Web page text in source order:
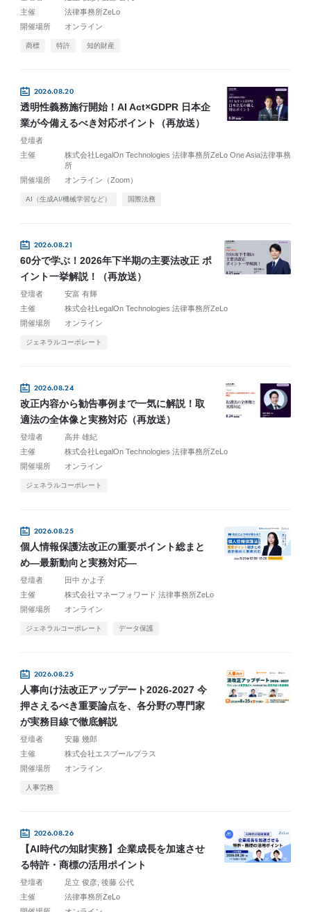
主催
法律事務所ZeLo
開催場所
オンライン
商標 特許 知的財産
2026.08.20
透明性義務施行開始！AI Act×GDPR 日本企
業が今備えるべき対応ポイント（再放送）
登壇者
主催
株式会社LegalOn Technologies 法律事務所ZeLo One Asia法律事務
所
開催場所
オンライン（Zoom）
AI（生成AI/機械学習など） 国際法務
2026.08.21
60分で学ぶ！2026年下半期の主要法改正 ポ
イント一挙解説！（再放送）
登壇者
安富 有輝
主催
株式会社LegalOn Technologies 法律事務所ZeLo
開催場所
オンライン
ジェネラルコーポレート
2026.08.24
改正内容から勧告事例まで一気に解説！取
適法の全体像と実務対応（再放送）
登壇者
高井 雄紀
主催
株式会社LegalOn Technologies 法律事務所ZeLo
開催場所
オンライン
ジェネラルコーポレート
2026.08.25
個人情報保護法改正の重要ポイント総まと
め―最新動向と実務対応―
登壇者
田中 かよ子
主催
株式会社マネーフォワード 法律事務所ZeLo
開催場所
オンライン
ジェネラルコーポレート データ保護
2026.08.25
人事向け法改正アップデート2026-2027 今
押さえるべき重要論点を、各分野の専門家
が実務目線で徹底解説
登壇者
安藤 幾郎
主催
株式会社エスプールプラス
開催場所
オンライン
人事労務
2026.08.26
【AI時代の知財実務】企業成長を加速させ
る特許・商標の活用ポイント
登壇者 足立 俊彦 後藤 公代
主催
法律事務所ZeLo